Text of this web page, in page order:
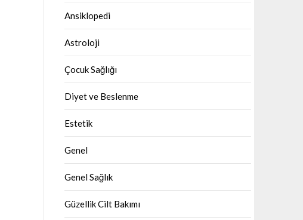
Ansiklopedi
Astroloji
Çocuk Sağlığı
Diyet ve Beslenme
Estetik
Genel
Genel Sağlık
Güzellik Cilt Bakımı